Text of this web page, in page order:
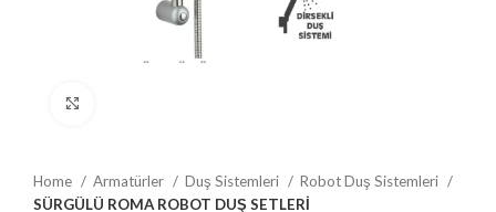
Home Armatürler Duş Sistemleri
Robot Duş Sistemleri
SÜRGÜLÜ ROMA ROBOT DUŞ SETLERİ